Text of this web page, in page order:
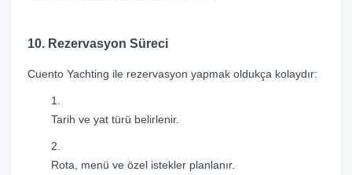
10. Rezervasyon Süreci
Cuento Yachting ile rezervasyon yapmak oldukça kolaydır:
Tarih ve yat türü belirlenir.
Rota, menü ve özel istekler planlanır.